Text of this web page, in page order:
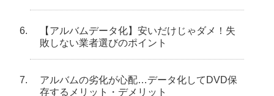
【アルバムデータ化】安いだけじゃダメ！失
敗しない業者選びのポイント
アルバムの劣化が心配…データ化してDVD保
存するメリット・デメリット